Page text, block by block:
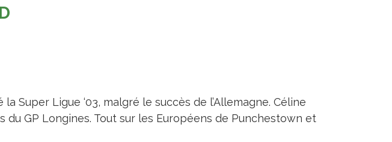
Super Ligue ‘03, malgré le succès de l’Allemagne. Céline
du GP Longines. Tout sur les Européens de Punchestown et